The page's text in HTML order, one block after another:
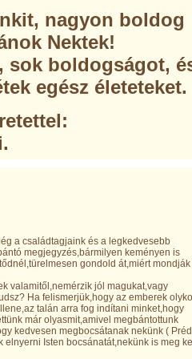
nagyon boldog
Nektek!
sok boldogságot,
egész életeteket.
a családtagjaink és a legkedvesebb
megjegyzés,bármilyen keményen is
gondold át,miért mondják
valamitől,nemérzik jól magukat,vagy
Ha felismerjük,hogy az emberek
talán arra fog indítani minket,hogy
már olyasmit,amivel megbántottunk
kedvesen megbocsátanak nekünk (
elnyerni Isten bocsánatát,nekünk is meg